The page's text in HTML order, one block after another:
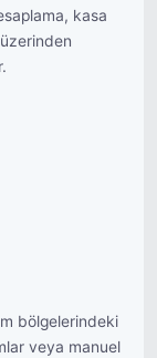
kasa
bölgelerindeki
veya manuel